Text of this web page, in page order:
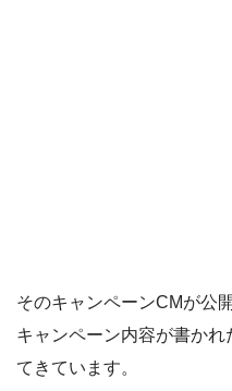
そのキャンペーンCMが公
キャンペーン内容が書か
てきています。